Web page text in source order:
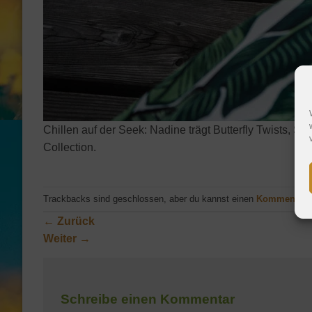
Chillen auf der Seek: Nadine trägt Butterfly Twists,
Collection.
Trackbacks sind geschlossen, aber du kannst einen Kommentar
← Zurück
Weiter →
Schreibe einen Kommentar